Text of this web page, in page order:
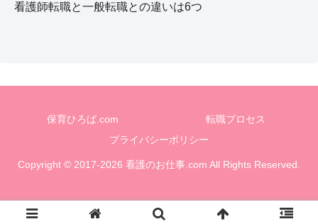
看護師転職と一般転職との違いは6つ
保育ひろば.com
転職プロセス
プライバシーポリシー
Copyright © 2017-2026 看護のお仕事.com All Rights Reserved.